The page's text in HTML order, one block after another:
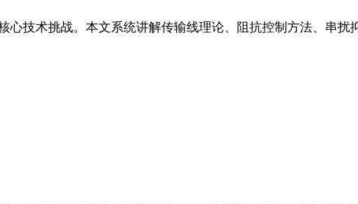
心技术挑战。本文系统讲解传输线理论、阻抗控制方法、串扰